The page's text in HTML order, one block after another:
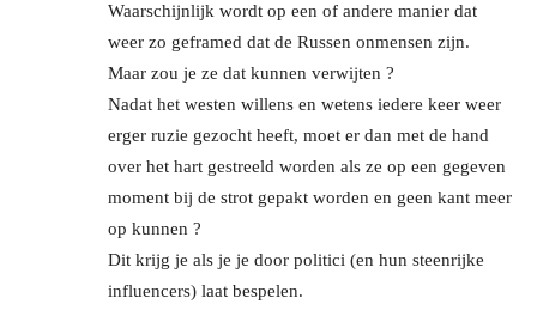
Waarschijnlijk wordt op een of andere manier dat
weer zo geframed dat de Russen onmensen zijn.
Maar zou je ze dat kunnen verwijten ?
Nadat het westen willens en wetens iedere keer weer
erger ruzie gezocht heeft, moet er dan met de hand
over het hart gestreeld worden als ze op een gegeven
moment bij de strot gepakt worden en geen kant meer
op kunnen ?
Dit krijg je als je je door politici (en hun steenrijke
influencers) laat bespelen.